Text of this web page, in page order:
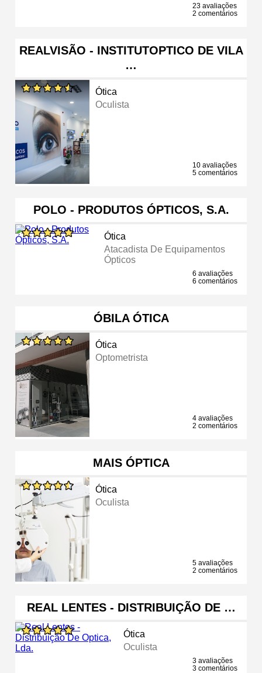
23 avaliações
2 comentários
REALVISÃO - INSTITUTOPTICO DE VILA
…
Ótica
Oculista
10 avaliações
5 comentários
POLO - PRODUTOS ÓPTICOS, S.A.
Ótica
Atacadista De Equipamentos
Ópticos
6 avaliações
6 comentários
ÓBILA ÓTICA
Ótica
Optometrista
4 avaliações
2 comentários
MAIS ÓPTICA
Ótica
Oculista
5 avaliações
2 comentários
REAL LENTES - DISTRIBUIÇÃO DE …
Ótica
Oculista
3 avaliações
3 comentários